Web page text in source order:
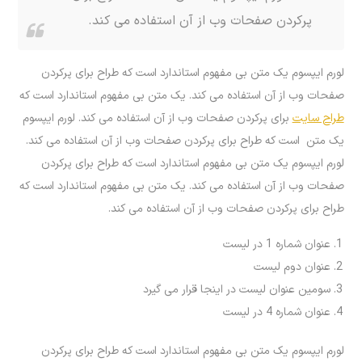
پرکردن صفحات وب از آن استفاده می کند.
لورم ایپسوم یک متن بی مفهوم استاندارد است که طراح برای پرکردن
صفحات وب از آن استفاده می کند. یک متن بی مفهوم استاندارد است که
طراح سایتبرای پرکردن صفحات وب از آن استفاده می کند. لورم ایپسوم
یک متن است که طراح برای پرکردن صفحات وب از آن استفاده می کند.
لورم ایپسوم یک متن بی مفهوم استاندارد است که طراح برای پرکردن
صفحات وب از آن استفاده می کند. یک متن بی مفهوم استاندارد است که
طراح برای پرکردن صفحات وب از آن استفاده می کند.
عنوان شماره 1 در لیست
عنوان دوم لیست
سومین عنوان لیست در اینجا قرار می گیرد
عنوان شماره 4 در لیست
لورم ایپسوم یک متن بی مفهوم استاندارد است که طراح برای پرکردن